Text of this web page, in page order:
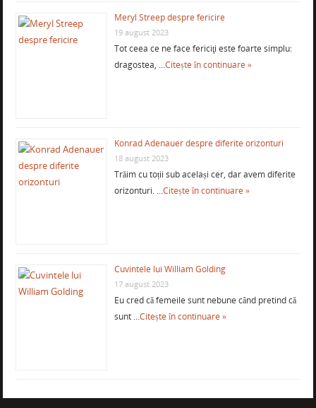
Meryl Streep despre fericire
19 august 2023
Tot ceea ce ne face fericiţi este foarte simplu:
dragostea, …Citește în continuare »
Konrad Adenauer despre diferite orizonturi
18 august 2023
Trăim cu toții sub același cer, dar avem diferite
orizonturi. …Citește în continuare »
Cuvintele lui William Golding
17 august 2023
Eu cred că femeile sunt nebune când pretind că
sunt …Citește în continuare »